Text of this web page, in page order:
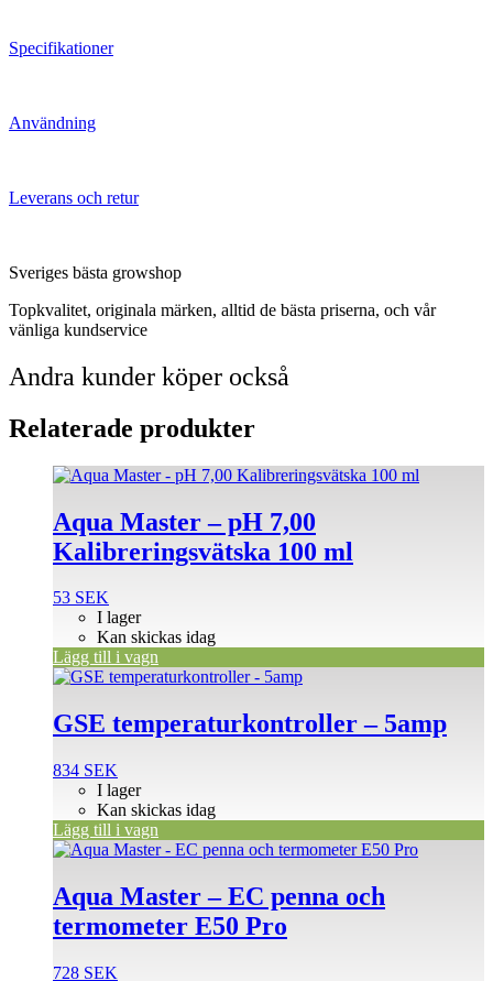
Specifikationer
Användning
Leverans och retur
Sveriges bästa growshop
Topkvalitet, originala märken, alltid de bästa priserna, och vår
vänliga kundservice
Andra kunder köper också
Relaterade produkter
Aqua Master – pH 7,00
Kalibreringsvätska 100 ml
53 SEK
I lager
Kan skickas idag
Lägg till i vagn
GSE temperaturkontroller – 5amp
834 SEK
I lager
Kan skickas idag
Lägg till i vagn
Aqua Master – EC penna och
termometer E50 Pro
728 SEK